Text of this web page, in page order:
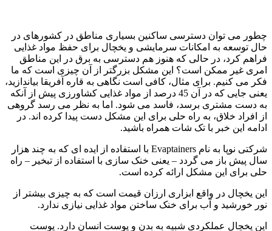
چطور می توان دسترسی ساکنین بسیاری مناطق در کشورهای در
حال توسعه به امکانات سرمایشی و یخچال برای حفظ مواد غذایی
فراهم کرد، در حالی که هنوز هم دسترسی به برق در این مناطق
امری غیر ممکن است؟ این مشکل بزرگتر از آن چیزی است که ما
فکر می کنیم. برای مثال، کافی است نگاهی به قاره آفریقا بیاندازید،
یعنی جایی که در آن 45 درصد از مواد غذایی کشاورزی پیش از آنکه
به دست مشتری برسد، فاسد می شود. اما به نظر می رسد گروهی
از افراد خلاق، به راه حلی برای این مشکل دست پیدا کرده اند. در
ادامه این خبر با تک شات همراه باشید.
شرکتی نوپا به نام Evaptainers با استفاده از ایده ای که به چند هزار
سال پیش باز می گردد – یعنی خنک سازی با استفاده از تبخیر – راه
حلی برای این مشکل ارائه کرده است.
این یخچال در واقع ابزاری ارزان قیمت است که به چیزی بیشتر از
نور خورشید و آب برای خنک ساختن مواد غذایی نیازی ندارد.
این یخچال عملکردی شبیه به بدن و پوست انسان دارد. پوست